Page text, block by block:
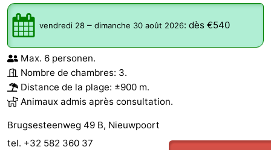
vendredi 28 – dimanche 30 août 2026: dès €540
Max. 6 personen.
Nombre de chambres: 3.
Distance de la plage: ±900 m.
Animaux admis après consultation.
Brugsesteenweg 49 B, Nieuwpoort
tel. +32 582 360 37